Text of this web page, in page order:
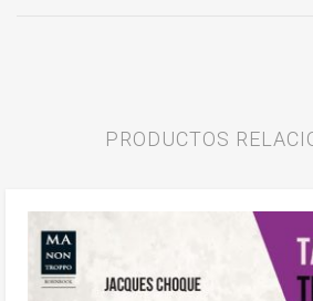
PRODUCTOS